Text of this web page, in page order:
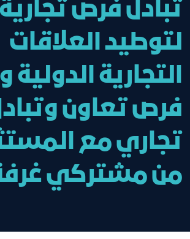
تبادل فرص
لتوطيد العلاقات
التجارية الدولية
فرص تعاون
تجاري مع
من مشتركي